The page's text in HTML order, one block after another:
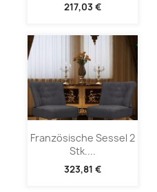
217,03 €
Französische Sessel 2
Stk....
323,81 €